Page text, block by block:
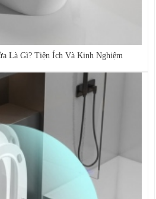
Là Gì? Tiện Ích Và Kinh Nghiệm